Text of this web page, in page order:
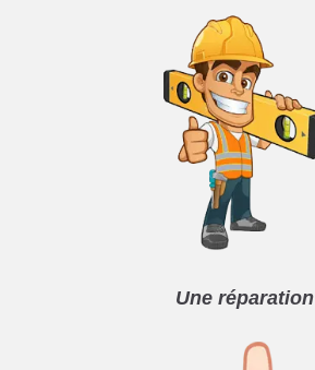
Une réparation